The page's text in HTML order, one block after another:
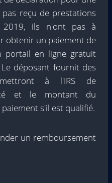
reçu de prestations
2019, ils n'ont pas à
obtenir un paiement de
portail en ligne gratuit
déposant fournit des
à l'IRS de
et le montant du
s'il est qualifié.
un remboursement